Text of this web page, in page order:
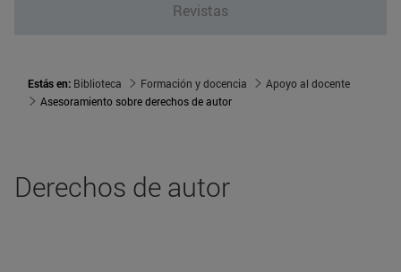
Revistas
Estás en: Biblioteca Formación y docencia
Apoyo al docente
Asesoramiento sobre derechos de autor
Derechos de autor